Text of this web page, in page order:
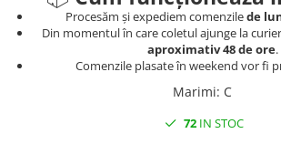
Personalizari Cupe
Medalii Tematice
Procesăm și expediem comenzilede
Din momentul în care coletul ajunge la
aproximativ 48 de ore.
Comenzile plasate în weekend vor fi
Marimi: C
72IN STOC